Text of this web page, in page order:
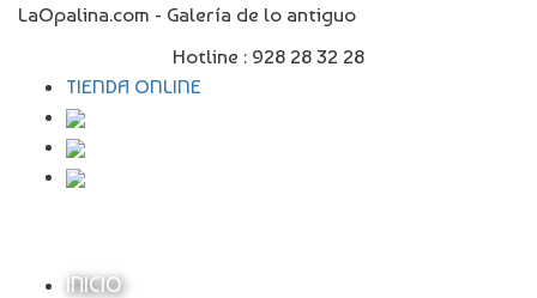
LaOpalina.com - Galería de lo antiguo
Hotline : 928 28 32 28
TIENDA ONLINE
INICIO